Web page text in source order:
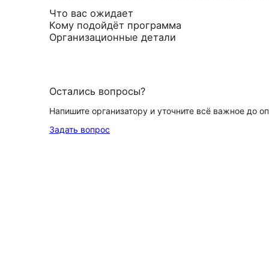
Что вас ожидает
Кому подойдёт программа
Организационные детали
Остались вопросы?
Напишите организатору и уточните всё важное до
Задать вопрос